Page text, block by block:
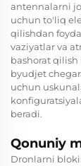
antennalarni
uchun to'liq
qilishdan
vaziyatlar va
bashorat
byudjet
uchun
beradi.
Qonuniy
Dronlarni